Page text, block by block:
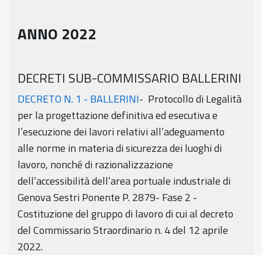
ANNO 2022
DECRETI SUB-COMMISSARIO BALLERINI
DECRETO N. 1 - BALLERINI- Protocollo di Legalità
per la progettazione definitiva ed esecutiva e
l’esecuzione dei lavori relativi all’adeguamento
alle norme in materia di sicurezza dei luoghi di
lavoro, nonché di razionalizzazione
dell’accessibilità dell’area portuale industriale di
Genova Sestri Ponente P. 2879- Fase 2 -
Costituzione del gruppo di lavoro di cui al decreto
del Commissario Straordinario n. 4 del 12 aprile
2022.